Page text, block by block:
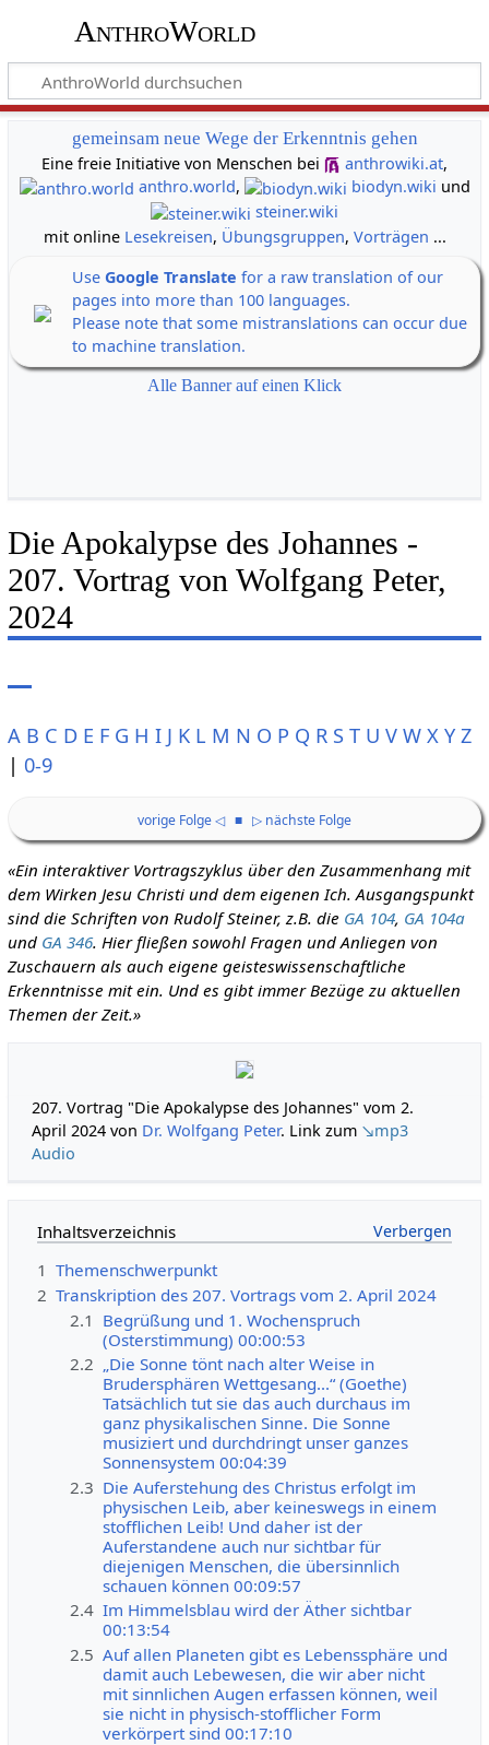
AnthroWorld
gemeinsam neue Wege der Erkenntnis gehen
Eine freie Initiative von Menschen bei
anthrowiki.at,
anthro.world, biodyn.wiki und
steiner.wiki
mit online Lesekreisen, Übungsgruppen, Vorträgen ...
Use Google Translate for a raw translation of our
pages into more than 100 languages.
Please note that some mistranslations can occur due
to machine translation.
Alle Banner auf einen Klick
Die Apokalypse des Johannes -
207. Vortrag von Wolfgang Peter,
2024
A B C D E F G H I J K L M N O P Q R S T U V W X Y Z
| 0-9
vorige Folge ◁ ■ ▷ nächste Folge
«Ein interaktiver Vortragszyklus über den Zusammenhang mit
dem Wirken Jesu Christi und dem eigenen Ich. Ausgangspunkt
sind die Schriften von Rudolf Steiner, z.B. die GA 104, GA 104a
und GA 346. Hier fließen sowohl Fragen und Anliegen von
Zuschauern als auch eigene geisteswissenschaftliche
Erkenntnisse mit ein. Und es gibt immer Bezüge zu aktuellen
Themen der Zeit.»
207. Vortrag "Die Apokalypse des Johannes" vom 2.
April 2024 von Dr. Wolfgang Peter. Link zum↘mp3
Audio
Inhaltsverzeichnis
1 Themenschwerpunkt
2 Transkription des 207. Vortrags vom 2. April 2024
2.1 Begrüßung und 1. Wochenspruch
(Osterstimmung) 00:00:53
2.2 „Die Sonne tönt nach alter Weise in
Brudersphären Wettgesang...“ (Goethe)
Tatsächlich tut sie das auch durchaus im
ganz physikalischen Sinne. Die Sonne
musiziert und durchdringt unser ganzes
Sonnensystem 00:04:39
2.3 Die Auferstehung des Christus erfolgt im
physischen Leib, aber keineswegs in einem
stofflichen Leib! Und daher ist der
Auferstandene auch nur sichtbar für
diejenigen Menschen, die übersinnlich
schauen können 00:09:57
2.4 Im Himmelsblau wird der Äther sichtbar
00:13:54
2.5 Auf allen Planeten gibt es Lebenssphäre und
damit auch Lebewesen, die wir aber nicht
mit sinnlichen Augen erfassen können, weil
sie nicht in physisch-stofflicher Form
verkörpert sind 00:17:10